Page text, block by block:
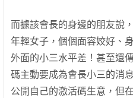
而據該會長的身邊的朋友說
年輕女子，個個面容姣好、
外面的小三水平差！甚至還
碼主動要成為會長小三的消
公開自己的激活碼生意，但